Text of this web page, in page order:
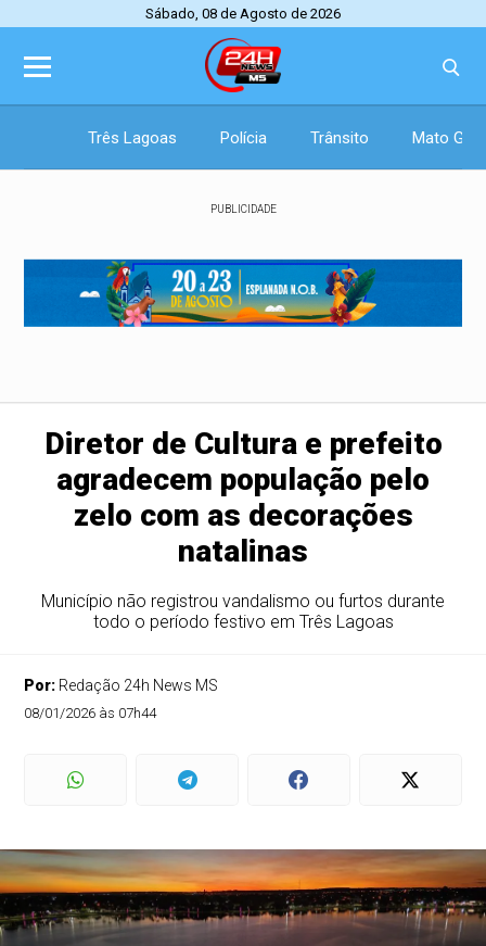
Sábado, 08 de Agosto de 2026
Três Lagoas Polícia Trânsito Mato
PUBLICIDADE
Diretor de Cultura e prefeito
agradecem população pelo
zelo com as decorações
natalinas
Município não registrou vandalismo ou furtos durante
todo o período festivo em Três Lagoas
Por: Redação 24h News MS
08/01/2026 às 07h44